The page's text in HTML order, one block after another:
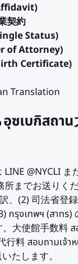
契約
Status)
of Attorney)
Certificate)
Translation
ซเบกิสถา
@NYCLI ま
所までお送りく
、(2) 司法省登
กรุงเทพฯ (สาทร
大使館手数料
行料 สอบถามเจ้า
たします。